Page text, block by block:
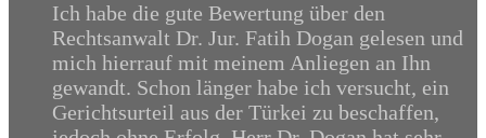
Ich habe die gute Bewertung über den
Rechtsanwalt Dr. Jur. Fatih Dogan gelesen und
mich hierrauf mit meinem Anliegen an Ihn
gewandt. Schon länger habe ich versucht, ein
Gerichtsurteil aus der Türkei zu beschaffen,